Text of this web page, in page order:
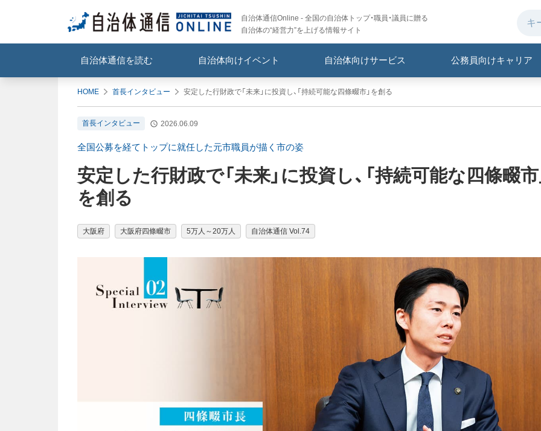
自治体通信Online - 全国の自治体トップ・職員・議員に贈る
自治体の“経営力”を上げる情報サイト
自治体通信を読む 自治体向けイベント 自治体向けサービス 公務員向けキャリア
HOME 首長インタビュー 安定した行財政で「未来」に投資し、「持続可能な四條畷市」を創る
首長インタビュー 2026.06.09
全国公募を経てトップに就任した元市職員が描く市の姿
安定した行財政で「未来」に投資し、「持続可能な四條畷市
を創る
大阪府 大阪府四條畷市 5万人～20万人 自治体通信 Vol.74